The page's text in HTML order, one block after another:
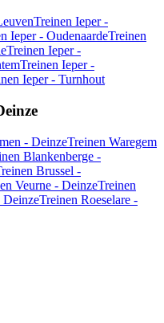
Treinen Ieper -
Ieper - OudenaardeTreinen
Treinen Ieper -
Treinen Ieper -
Ieper - Turnhout
- DeinzeTreinen Waregem
Blankenberge -
Brussel -
Veurne - DeinzeTreinen
DeinzeTreinen Roeselare -